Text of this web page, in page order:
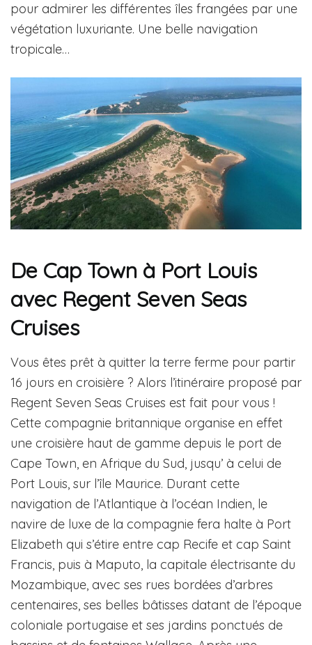
pour admirer les différentes îles frangées par une
végétation luxuriante. Une belle navigation
tropicale…
De Cap Town à Port Louis
avec Regent Seven Seas
Cruises
Vous êtes prêt à quitter la terre ferme pour partir
16 jours en croisière ? Alors l’itinéraire proposé par
Regent Seven Seas Cruises est fait pour vous !
Cette compagnie britannique organise en effet
une croisière haut de gamme depuis le port de
Cape Town, en Afrique du Sud, jusqu’ à celui de
Port Louis, sur l’île Maurice. Durant cette
navigation de l’Atlantique à l’océan Indien, le
navire de luxe de la compagnie fera halte à Port
Elizabeth qui s’étire entre cap Recife et cap Saint
Francis, puis à Maputo, la capitale électrisante du
Mozambique, avec ses rues bordées d’arbres
centenaires, ses belles bâtisses datant de l’époque
coloniale portugaise et ses jardins ponctués de